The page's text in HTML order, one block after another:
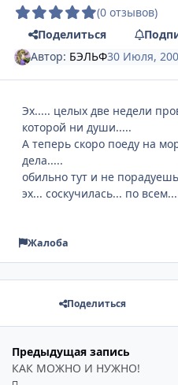
(0 отзывов)
Поделиться
Автор: БЭЛЬФ30 Июля,
Эх..... целых две недели
которой ни души.....
А теперь скоро поеду на
дела.....
обильно тут и не
эх... соскучилась... по
Жалоба
Поделиться
Предыдущая запись
КАК МОЖНО И НУЖНО!